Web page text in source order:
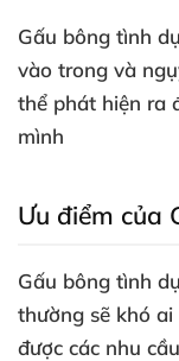
Gấu bông tình
vào trong và
thể phát hiện ra
mình
Ưu điểm của
Gấu bông tình
thường sẽ khó ai
được các nhu cầu